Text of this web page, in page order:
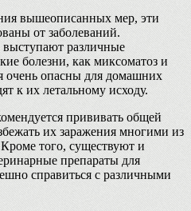
вышеописанных мер, эти
от заболеваний.
выступают различные
болезни, как миксоматоз и
очень опасны для домашних
к их летальному исходу.
прививать общей
их заражения многими из
того, существуют и
препараты для
справиться с различными